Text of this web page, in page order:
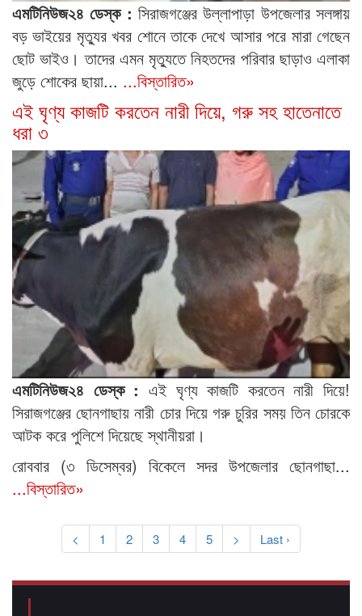
এমটিনিউজ২৪ ডেস্ক : সিরাজগঞ্জের উল্লাপাড়া উপজেলার সলঙ্গায়
বড় ভাইয়ের মৃত্যুর খবর শোনে তাকে দেখে আসার পরে মারা গেছেন
ছোট ভাইও। তাদের এমন মৃত্যুতে নিহতদের পরিবার ছাড়াও এলাকা
জুড়ে শোকের ছায়া... ...বিস্তারিত»
এই ঘৃণ্য কাজটি করতেন নারী দিয়ে, গরু সহ হাতেনাতে
ধরা ৩
এমটিনিউজ২৪ ডেস্ক : এই ঘৃণ্য কাজটি করতেন নারী দিয়ে!
সিরাজগঞ্জের ছোনগাছায় নারী চোর দিয়ে গরু চুরির সময় তিন চোরকে
আটক করে পুলিশে দিয়েছে স্থানীয়রা।
রোববার (৩ ডিসেম্বর) বিকেলে সদর উপজেলার ছোনগাছা...
...বিস্তারিত»
< 1 2 3 4 5 > Last ›